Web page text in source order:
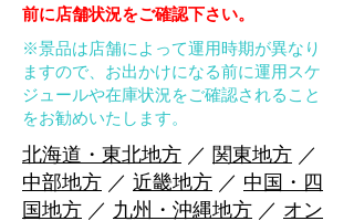
前に店舗状況をご確認下さい。
※景品は店舗によって運用時期が異なり
ますので、お出かけになる前に運用スケ
ジュールや在庫状況をご確認されること
をお勧めいたします。
北海道・東北地方 ／ 関東地方 ／
中部地方 ／ 近畿地方 ／ 中国・四
国地方 ／ 九州・沖縄地方 ／ オン